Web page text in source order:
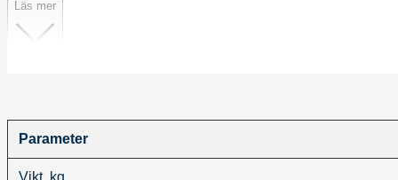
Läs mer
Parameter
Vikt, kg